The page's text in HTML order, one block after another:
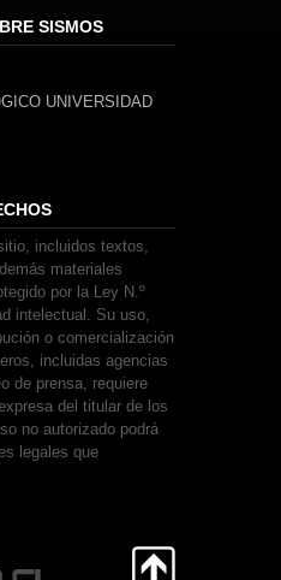
SISMOS
UNIVERSIDAD
incluidos textos,
materiales
por la Ley N.º
intelectual. Su uso,
o comercialización
incluidas agencias
de prensa, requiere
del titular de los
no autorizado podrá
legales que